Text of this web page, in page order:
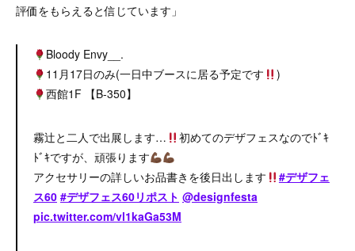
評価をもらえると信じています」
Bloody Envy__.
11月17日のみ(一日中ブースに居る予定です
)
西館1F 【B-350】
霧辻と二人で出展します…
初めてのデザフェスなのでﾄﾞｷ
ﾄﾞｷですが、頑張ります
アクセサリーの詳しいお品書きを後日出します
#デザフェ
ス60 #デザフェス60リポスト @designfesta
pic.twitter.com/vl1kaGa53M